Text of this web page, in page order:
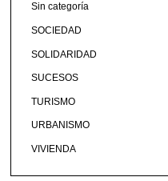
Sin categoría
SOCIEDAD
SOLIDARIDAD
SUCESOS
TURISMO
URBANISMO
VIVIENDA